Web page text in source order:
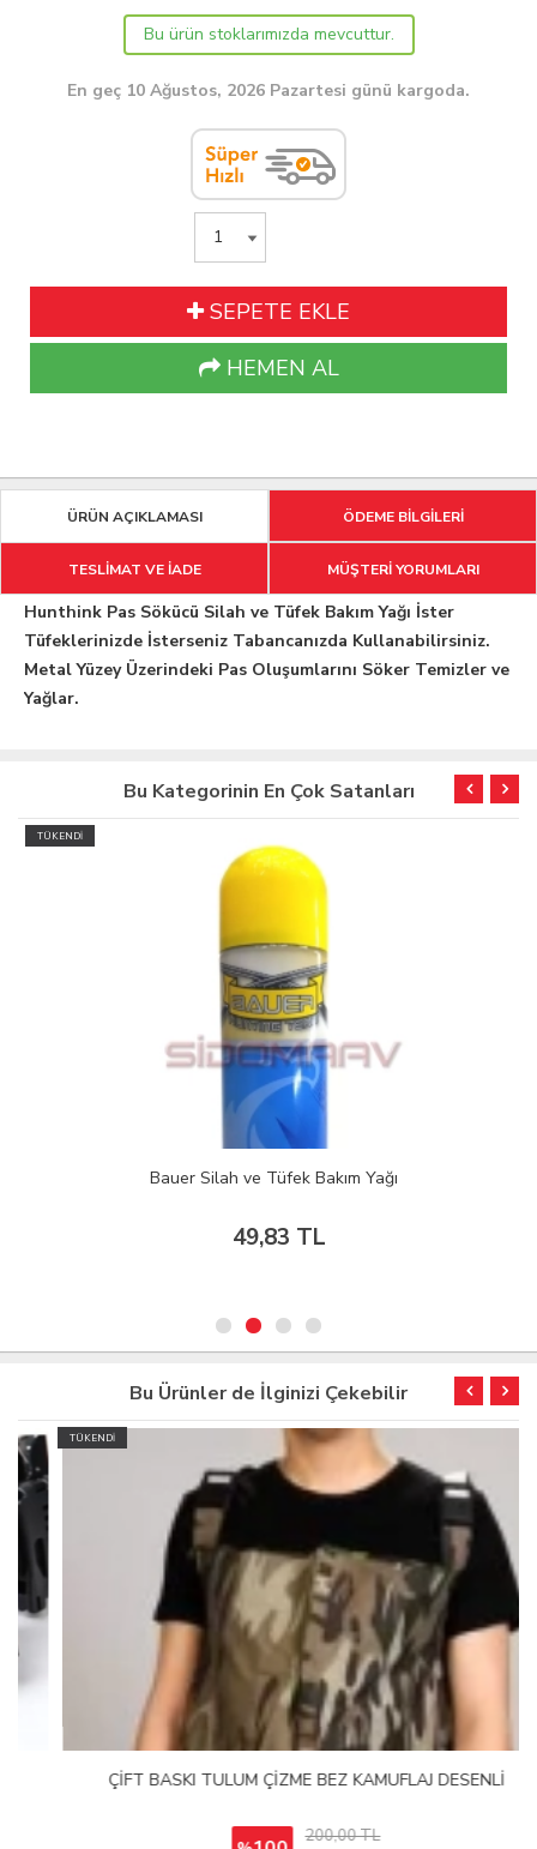
Bu ürün stoklarımızda mevcuttur.
En geç 10 Ağustos, 2026 Pazartesi günü kargoda.
SEPETE EKLE
HEMEN AL
ÜRÜN AÇIKLAMASI ÖDEME BİLGİLERİ
TESLİMAT VE İADE MÜŞTERİ YORUMLARI
Hunthink Pas Sökücü Silah ve Tüfek Bakım Yağı İster
Tüfeklerinizde İsterseniz Tabancanızda Kullanabilirsiniz.
Metal Yüzey Üzerindeki Pas Oluşumlarını Söker Temizler ve
Yağlar.
Bu Kategorinin En Çok Satanları
TÜKENDİ
Bauer Silah ve Tüfek Bakım Yağı
49,83 TL
Bu Ürünler de İlginizi Çekebilir
TÜKENDİ
ÇİFT BASKI TULUM ÇİZME BEZ KAMUFLAJ DESENLİ
200,00 TL